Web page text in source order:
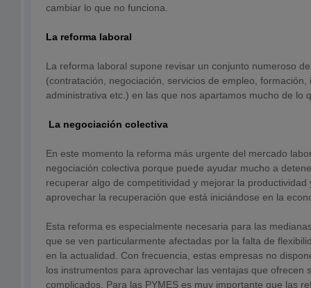
cambiar lo que no funciona.
La reforma laboral
La reforma laboral supone revisar un conjunto numeroso
(contratación, negociación, servicios de empleo, formación,
administrativa etc.) en las que nos apartamos mucho de lo
La negociación colectiva
En este momento la reforma más urgente del mercado
negociación colectiva porque puede ayudar mucho a
recuperar algo de competitividad y mejorar la productividad
aprovechar la recuperación que está iniciándose en la
Esta reforma es especialmente necesaria para las
que se ven particularmente afectadas por la falta de
en la actualidad. Con frecuencia, estas empresas no
los instrumentos para aprovechar las ventajas que ofrecen
complicados. Para las PYMES es muy importante que las